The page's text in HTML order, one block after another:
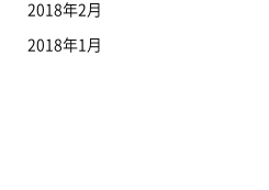
2018年2月
2018年1月